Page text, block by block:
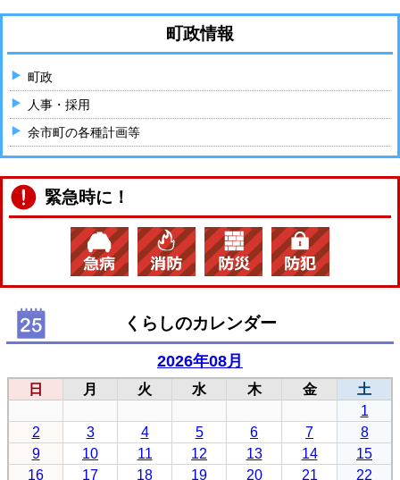
町政情報
町政
人事・採用
余市町の各種計画等
緊急時に！
くらしのカレンダー